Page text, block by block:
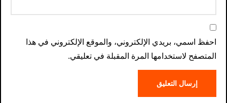
احفظ اسمي، بريدي الإلكتروني، والموقع الإلكتروني في هذا
المتصفح لاستخدامها المرة المقبلة في تعليقي.